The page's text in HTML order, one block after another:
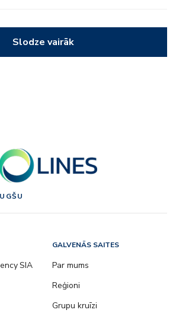
Slodze vairāk
SIA
GALVENĀS SAITES
Par mums
Reģioni
Grupu kruīzi